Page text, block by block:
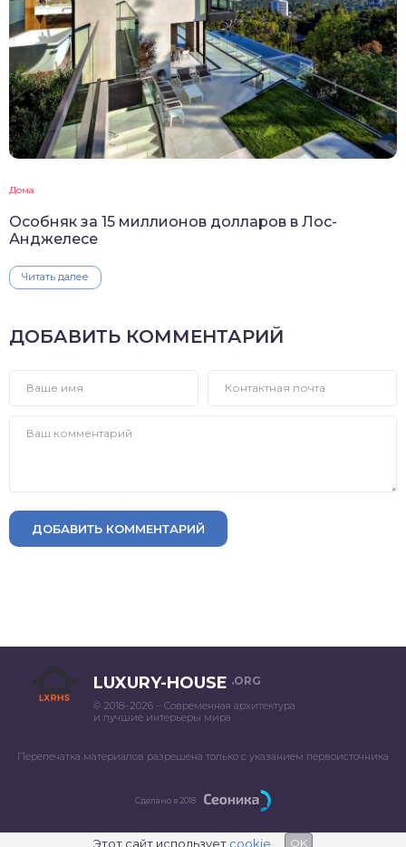
Дома
Особняк за 15 миллионов долларов в Лос-
Анджелесе
Читать далее
ДОБАВИТЬ КОММЕНТАРИЙ
ДОБАВИТЬ КОММЕНТАРИЙ
LUXURY-HOUSE .ORG
© 2018–2026 – Современная архитектура
и лучшие интерьеры мира
Перепечатка материалов разрешена только с указанием первоисточника
Сделано в 2018
Этот сайт использует cookie OK